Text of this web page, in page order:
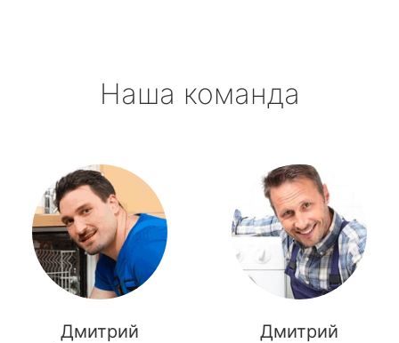
Наша команда
Дмитрий
Дмитрий